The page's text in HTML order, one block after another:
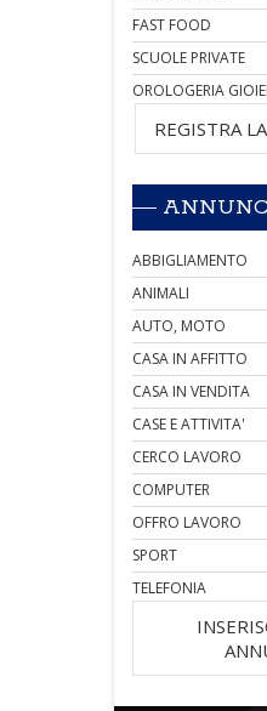
FAST FOOD
SCUOLE PRIVATE
OROLOGERIA
REGISTRA
ABBIGLIAMENTO
ANIMALI
AUTO, MOTO
CASA IN AFFITTO
CASA IN VENDITA
CASE E ATTIVITA'
CERCO LAVORO
COMPUTER
OFFRO LAVORO
SPORT
TELEFONIA